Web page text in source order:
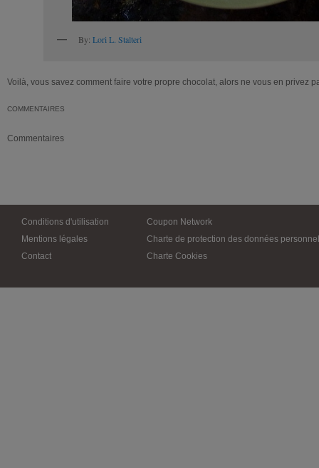
By: Lori L. Stalteri
Voilà, vous savez comment faire votre propre chocolat, alors ne vous en privez
COMMENTAIRES
Commentaires
Conditions d'utilisation
Mentions légales
Contact
Coupon Network
Charte de protection des données
Charte Cookies